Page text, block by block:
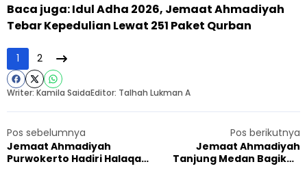
Baca juga: Idul Adha 2026, Jemaat Ahmadiyah
Tebar Kepedulian Lewat 251 Paket Qurban
1 2
Writer: Kamila SaidaEditor: Talhah Lukman A
Pos sebelumnya
Jemaat Ahmadiyah
Purwokerto Hadiri Halaqah
Pos berikutnya
Jemaat Ahmadiyah
Tanjung Medan Bagikan